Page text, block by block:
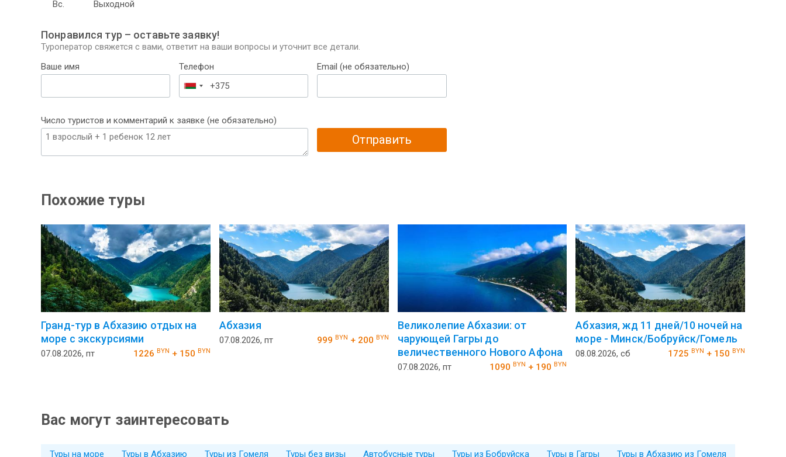
Вс.
Выходной
Понравился тур – оставьте заявку!
Туроператор свяжется с вами, ответит на ваши вопросы и уточнит все детали.
Ваше имя
Телефон
Беларусь
+375
Email (не обязательно)
Число туристов и комментарий к заявке (не обязательно)
Отправить
Похожие туры
Гранд-тур в Абхазию отдых на
море с экскурсиями
07.08.2026, пт 1226 BYN + 150 BYN
Абхазия
07.08.2026, пт 999 BYN + 200 BYN
Великолепие Абхазии: от
чарующей Гагры до
величественного Нового Афона
07.08.2026, пт 1090BYN + 190BYN
Абхазия, жд 11 дней/10 ночей на
море - Минск/Бобруйск/Гомель
08.08.2026, сб 1725 BYN + 150 BYN
Вас могут заинтересовать
Туры на море Туры в Абхазию Туры из Гомеля Туры без визы Автобусные туры Туры из Бобруйска Туры в Гагры Туры в Абхазию из Гомеля